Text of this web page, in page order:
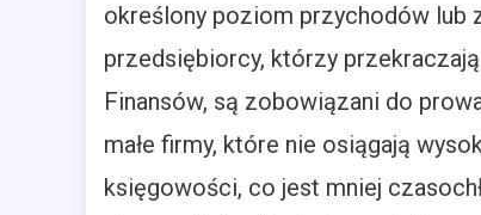
określony poziom przychodów lub
przedsiębiorcy, którzy
Finansów, są zobowiązani do
małe firmy, które nie osiągają
księgowości, co jest mniej